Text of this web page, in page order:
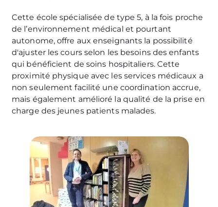
Cette école spécialisée de type 5, à la fois proche
de l’environnement médical et pourtant
autonome, offre aux enseignants la possibilité
d'ajuster les cours selon les besoins des enfants
qui bénéficient de soins hospitaliers. Cette
proximité physique avec les services médicaux a
non seulement facilité une coordination accrue,
mais également amélioré la qualité de la prise en
charge des jeunes patients malades.